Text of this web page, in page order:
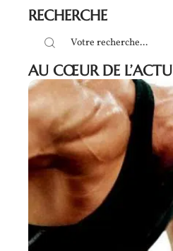
RECHERCHE
AU CŒUR DE L’ACTU